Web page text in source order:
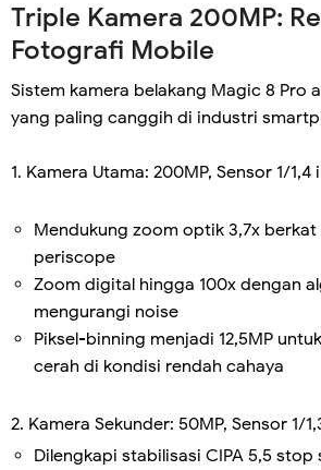
Triple Kamera 200MP:
Fotografi Mobile
Sistem kamera belakang Magic 8 Pro
yang paling canggih di industri
1. Kamera Utama: 200MP, Sensor 1/1,4
Mendukung zoom optik 3,7x
periscope
Zoom digital hingga 100x dengan
mengurangi noise
Piksel-binning menjadi 12,5MP
cerah di kondisi rendah cahaya
2. Kamera Sekunder: 50MP, Sensor 1/
Dilengkapi stabilisasi CIPA 5,5